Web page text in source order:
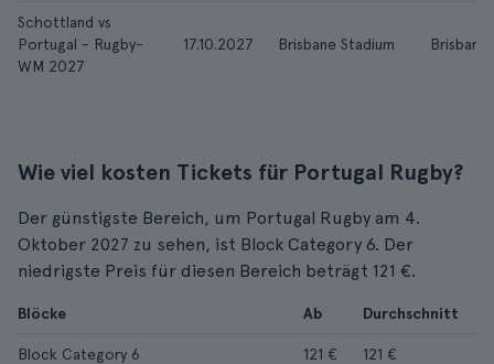
Schottland vs
Portugal - Rugby-
WM 2027
17.10.2027 Brisbane Stadium Brisbane
Wie viel kosten Tickets für Portugal Rugby?
Der günstigste Bereich, um Portugal Rugby am 4.
Oktober 2027 zu sehen, ist Block Category 6. Der
niedrigste Preis für diesen Bereich beträgt 121 €.
Blöcke Ab Durchschnitt
Block Category 6 121 € 121 €